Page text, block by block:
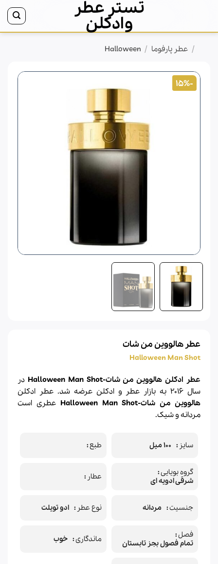
content
تستر عطر
وادکلن
/ عطر پارفوما /
Halloween
-15%
عطر هالووین من شات
Halloween Man Shot
عطر ادکلن هالووین من شات-Halloween Man Shot
در
سال 2016 به بازار عطر و ادکلن عرضه شد. عطر ادکلن
هالووین من شات- HalloweenMan Shot
عطری است
مردانه و شیک.
سایز 100 میل طبع
گروه بویایی
شرقی ادویه ای
عطار
جنسیت مردانه نوع عطر ادو تویلت
فصل
تمام فصول بجز تابستان
ماندگاری خوب